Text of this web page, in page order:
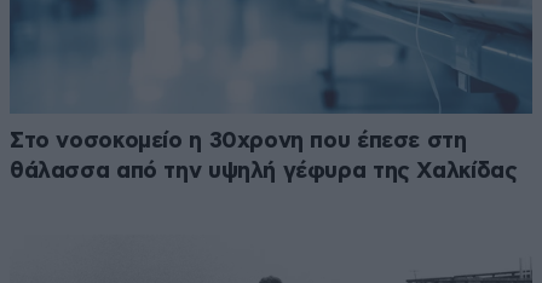
Στο νοσοκομείο η 30χρονη που έπεσε στη
θάλασσα από την υψηλή γέφυρα της Χαλκίδας